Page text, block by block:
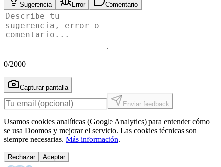
Sugerencia Error Comentario
0/2000
Capturar pantalla
Enviar feedback
Usamos cookies analíticas (Google Analytics) para entender cómo
se usa Doomos y mejorar el servicio. Las cookies técnicas son
siempre necesarias. Más información.
Rechazar Aceptar